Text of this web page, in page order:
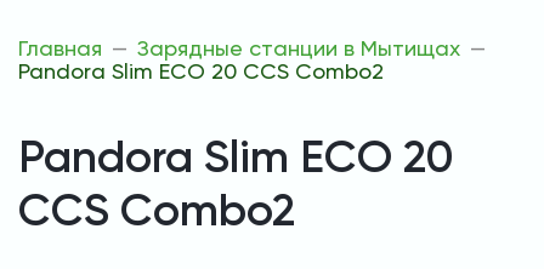
Главная
Зарядные станции в Мытищах
Pandora Slim ECO 20 CCS Combo2
Pandora Slim ECO 20
CCS Combo2